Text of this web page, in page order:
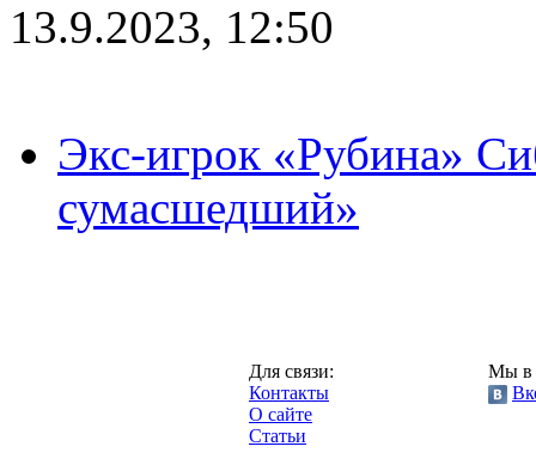
13.9.2023, 12:50
Экс-игрок «Рубина»
сумасшедший»
Для связи:
Контакты
О сайте
Статьи
Мы в